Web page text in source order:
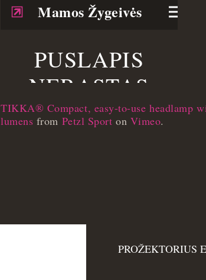
TIKKA® Compact, easy-to-use headlamp
lumens from Petzl Sport on Vimeo.
PROŽEKTORIUS